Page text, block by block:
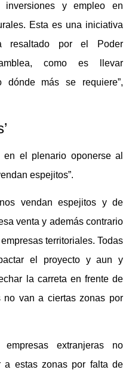
y empleo en
Esta es una iniciativa
resaltado por el Poder
como es llevar
dónde más se requiere”,
el plenario oponerse al
espejitos”.
vendan espejitos y de
venta y además contrario
territoriales. Todas
el proyecto y aun y
la carreta en frente de
no van a ciertas zonas por
extranjeras no
a estas zonas por falta de